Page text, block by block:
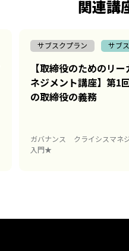
関連講
サブスクプラン サブ
【取締役のためのリ
ネジメント講座】第1
の取締役の義務
ガバナンス
クライシスマネ
入門★